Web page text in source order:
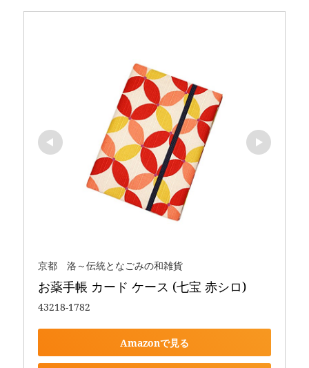
京都 洛～伝統となごみの和雑貨
お薬手帳 カード ケース (七宝 赤シロ)
43218-1782
Amazonで見る